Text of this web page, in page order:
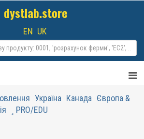
dystlab.store
EN UK
Україна Канада Європа &
PRO/EDU